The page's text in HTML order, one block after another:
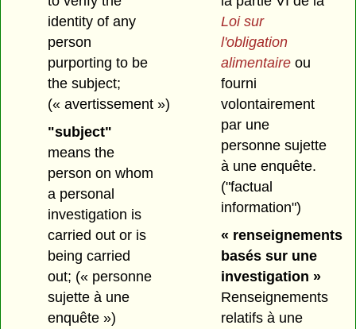
identity of any
person
purporting to be
the subject;
(« avertissement »)
"subject"
means the
person on whom
a personal
investigation is
carried out or is
being carried
out; (« personne
sujette à une
enquête »)
Loi sur
l'obligation
alimentaireou
fourni
volontairement
par une
personne sujette
à une enquête.
("factual
information")
« renseignements
basés sur une
investigation »
Renseignements
relatifs à une